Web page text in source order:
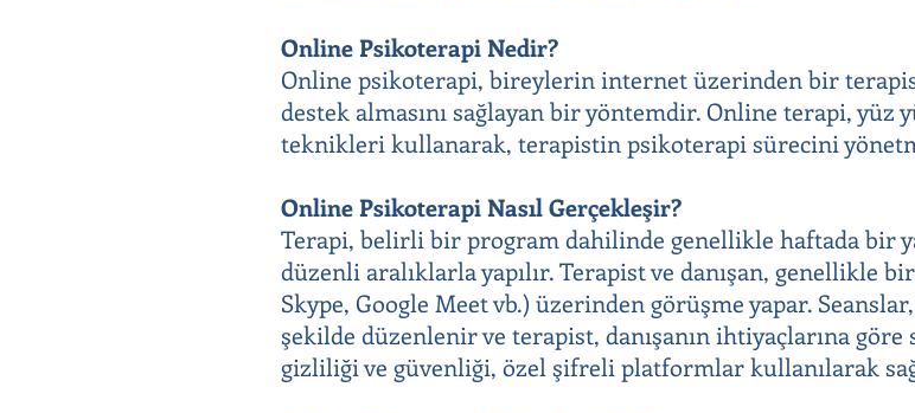
Online Psikoterapi Nedir?
Online psikoterapi, bireylerin internet üzerinden bir
destek almasını sağlayan bir yöntemdir. Online terapi, yüz
teknikleri kullanarak, terapistin psikoterapi sürecini
Online Psikoterapi Nasıl Gerçekleşir?
Terapi, belirli bir program dahilinde genellikle haftada bir
düzenli aralıklarla yapılır. Terapist ve danışan, genellikle
Skype, Google Meet vb.) üzerinden görüşme yapar.
şekilde düzenlenir ve terapist, danışanın ihtiyaçlarına
gizliliği ve güvenliği, özel şifreli platformlar kullanılarak